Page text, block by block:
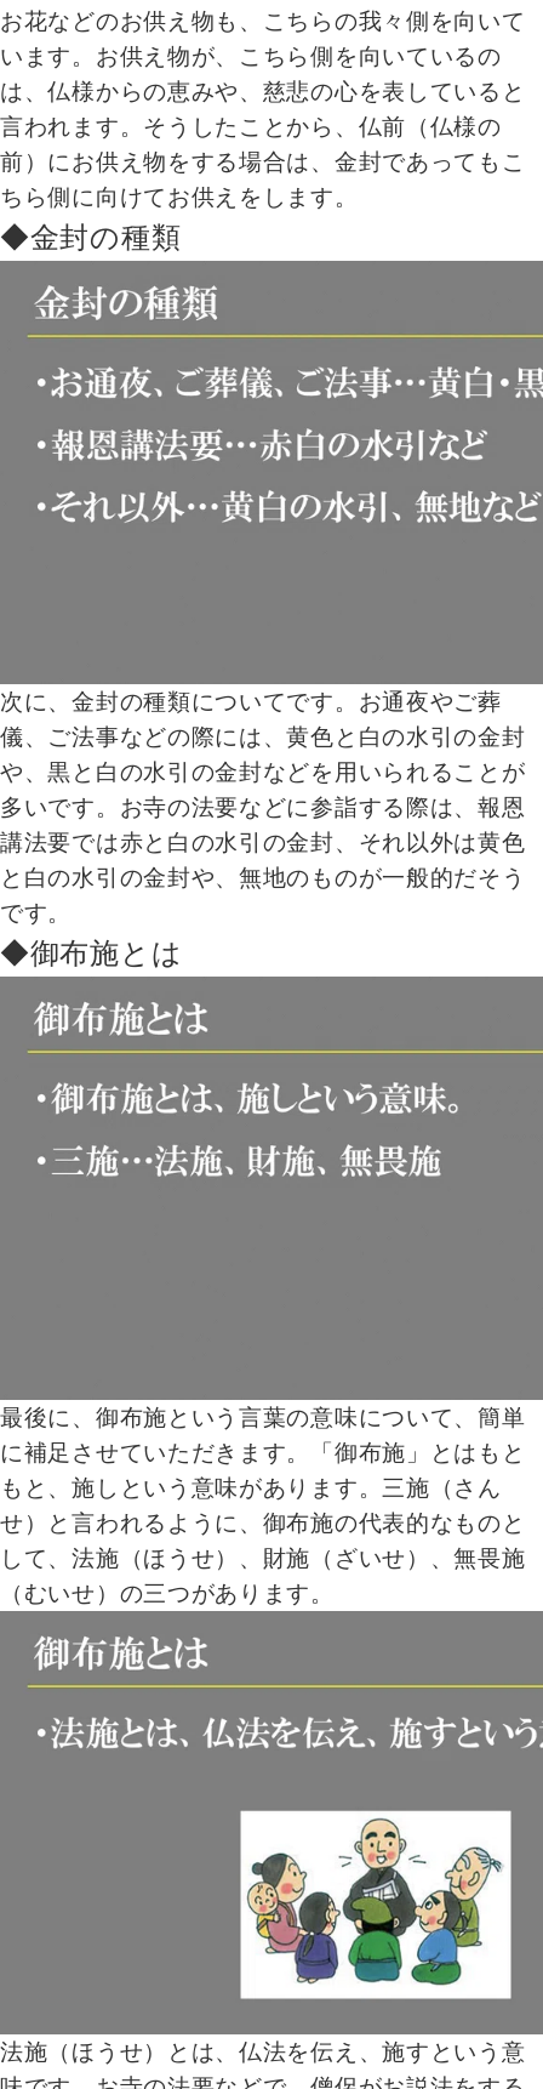
お花などのお供え物も、こちらの我々側を向いて
います。お供え物が、こちら側を向いているの
は、仏様からの恵みや、慈悲の心を表していると
言われます。そうしたことから、仏前（仏様の
前）にお供え物をする場合は、金封であってもこ
ちら側に向けてお供えをします。
◆金封の種類
次に、金封の種類についてです。お通夜やご葬
儀、ご法事などの際には、黄色と白の水引の金封
や、黒と白の水引の金封などを用いられることが
多いです。お寺の法要などに参詣する際は、報恩
講法要では赤と白の水引の金封、それ以外は黄色
と白の水引の金封や、無地のものが一般的だそう
です。
◆御布施とは
最後に、御布施という言葉の意味について、簡単
に補足させていただきます。「御布施」とはもと
もと、施しという意味があります。三施（さん
せ）と言われるように、御布施の代表的なものと
して、法施（ほうせ）、財施（ざいせ）、無畏施
（むいせ）の三つがあります。
法施（ほうせ）とは、仏法を伝え、施すという意